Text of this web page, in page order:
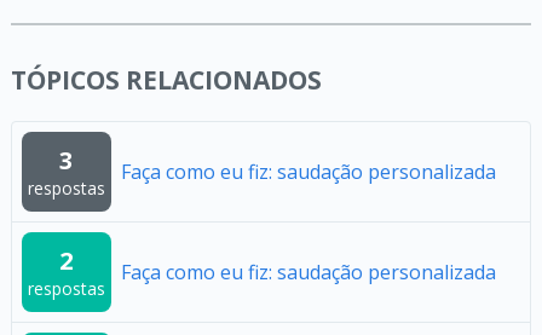
TÓPICOS RELACIONADOS
3
respostas
Faça como eu fiz: saudação personalizada
2
respostas
Faça como eu fiz: saudação personalizada